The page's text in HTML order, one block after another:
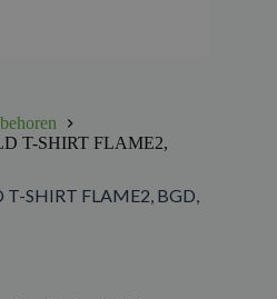
T-SHIRT FLAME2,
T-SHIRT FLAME2, BGD,